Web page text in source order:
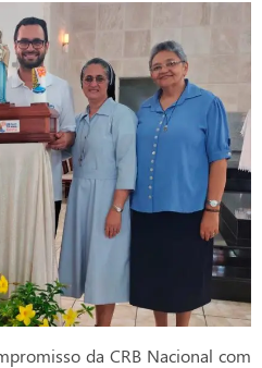
da CRB Nacional com